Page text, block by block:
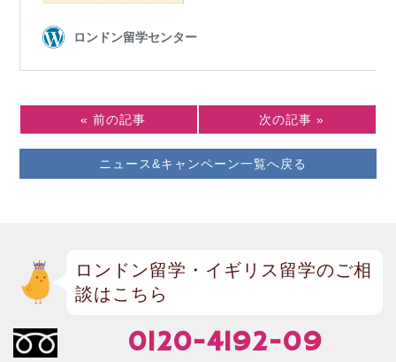
« 前の記事
ニュース&キャンペーン一覧へ戻る
次の記事 »
ロンドン留学・イギリス留学のご相
談はこちら
0120-4192-09